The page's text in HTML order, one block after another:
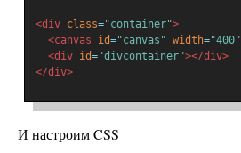
<div class="container">
<canvas
id="canvas" width="400"
<div id="divcontainer"></div>
</div>
И настроим CSS